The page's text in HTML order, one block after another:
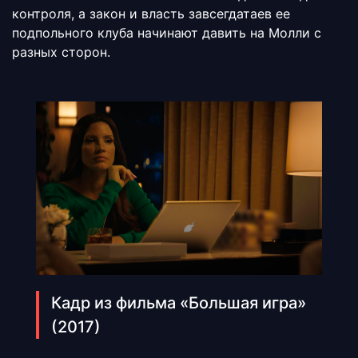
контроля, а закон и власть завсегдатаев ее
подпольного клуба начинают давить на Молли с
разных сторон.
Кадр из фильма «Большая игра»
(2017)